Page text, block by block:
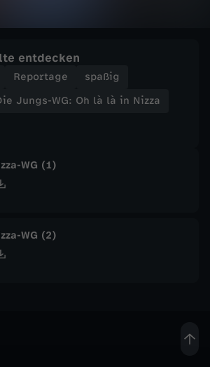
entdecken
Reportage
spaßig
Jungs-WG: Oh là là in Nizza
WG (1)
WG (2)